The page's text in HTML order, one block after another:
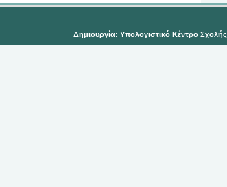
Δημιουργία: Υπολογιστικό Κέντρο Σχολής